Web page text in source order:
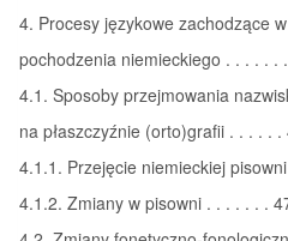
4. Procesy językowe zachodzące
pochodzenia niemieckiego . . . . . .
4.1. Sposoby przejmowania
na płaszczyźnie (orto)grafii . . . . . .
4.1.1. Przejęcie niemieckiej
4.1.2. Zmiany w pisowni . . . . . . .